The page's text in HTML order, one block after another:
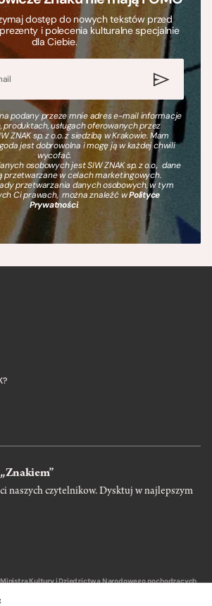
dostęp do nowych tekstów przed
i polecenia kulturalne specjalnie
dla Ciebie.
podany przeze mnie adres e-mail informacje
produktach, usługach oferowanych przez
ZNAK sp. z o.o. z siedzibą w Krakowie. Mam
jest dobrowolna i mogę ją w każdej chwili
wycofać.
osobowych jest SIW ZNAK sp. z o.o., dane
przetwarzane w celach marketingowych.
przetwarzania danych osobowych, w tym
Ci prawach, można znaleźć wPolityce
Prywatności.
naszych czytelnikow. Dysktuj w najlepszym
Kultury i Dziedzictwa Narodowego pochodzących